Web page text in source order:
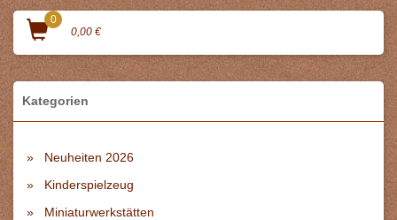
0
0,00 €
Kategorien
Neuheiten 2026
Kinderspielzeug
Miniaturwerkstätten